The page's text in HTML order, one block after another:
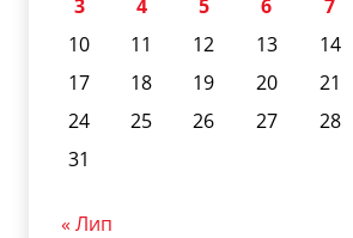
3
4 5 6 7
10
11 12 13 14
17
18 19 20 21
24
25 26 27 28
31
« Лип